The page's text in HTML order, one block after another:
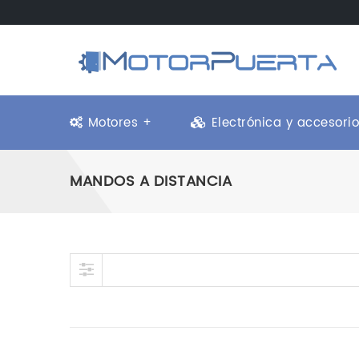
Motores + Electrónica y
MANDOS A DISTANCIA
Skip to content